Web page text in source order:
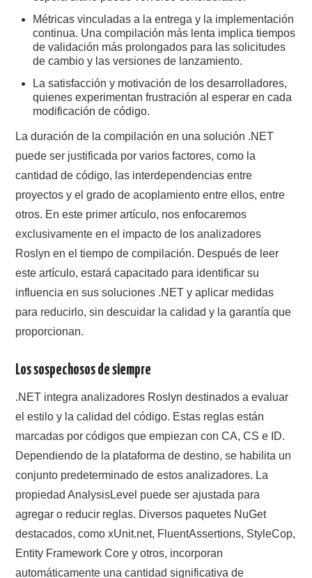
Métricas vinculadas a la entrega y la implementación
continua. Una compilación más lenta implica tiempos
de validación más prolongados para las solicitudes
de cambio y las versiones de lanzamiento.
La satisfacción y motivación de los desarrolladores,
quienes experimentan frustración al esperar en cada
modificación de código.
La duración de la compilación en una solución .NET
puede ser justificada por varios factores, como la
cantidad de código, las interdependencias entre
proyectos y el grado de acoplamiento entre ellos, entre
otros. En este primer artículo, nos enfocaremos
exclusivamente en el impacto de los analizadores
Roslyn en el tiempo de compilación. Después de leer
este artículo, estará capacitado para identificar su
influencia en sus soluciones .NET y aplicar medidas
para reducirlo, sin descuidar la calidad y la garantía que
proporcionan.
Los sospechosos de siempre
.NET integra analizadores Roslyn destinados a evaluar
el estilo y la calidad del código. Estas reglas están
marcadas por códigos que empiezan con CA, CS e ID.
Dependiendo de la plataforma de destino, se habilita un
conjunto predeterminado de estos analizadores. La
propiedad AnalysisLevel puede ser ajustada para
agregar o reducir reglas. Diversos paquetes NuGet
destacados, como xUnit.net, FluentAssertions, StyleCop,
Entity Framework Core y otros, incorporan
automáticamente una cantidad significativa de